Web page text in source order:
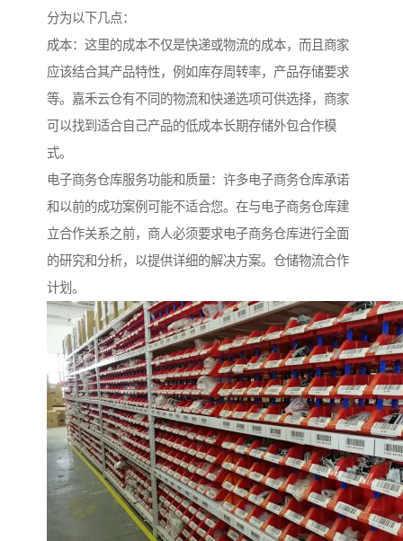
分为以下几点：
成本：这里的成本不仅是快递或物流的成本，而且商家
应该结合其产品特性，例如库存周转率，产品存储要求
等。嘉禾云仓有不同的物流和快递选项可供选择，商家
可以找到适合自己产品的低成本长期存储外包合作模
式。
电子商务仓库服务功能和质量：许多电子商务仓库承诺
和以前的成功案例可能不适合您。在与电子商务仓库建
立合作关系之前，商人必须要求电子商务仓库进行全面
的研究和分析，以提供详细的解决方案。仓储物流合作
计划。